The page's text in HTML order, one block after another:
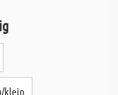
klein